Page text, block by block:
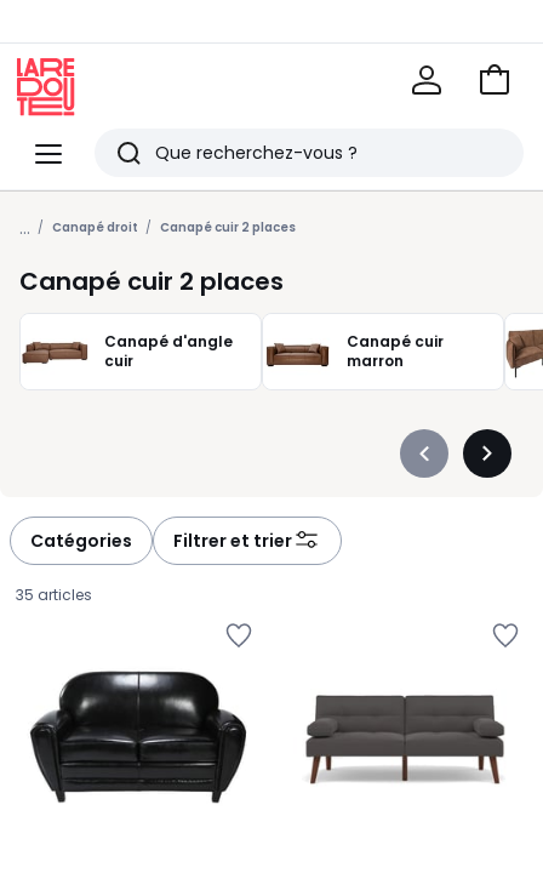
Menu
Redoute
Rechercher
Derniers
articles
vus
Voir
... Canapé droit Canapé cuir 2 places
Canapé cuir 2 places
Canapé d'angle
cuir
Canapé cuir
marron
Précédent
Catégories Filtrer et trier
35 articles